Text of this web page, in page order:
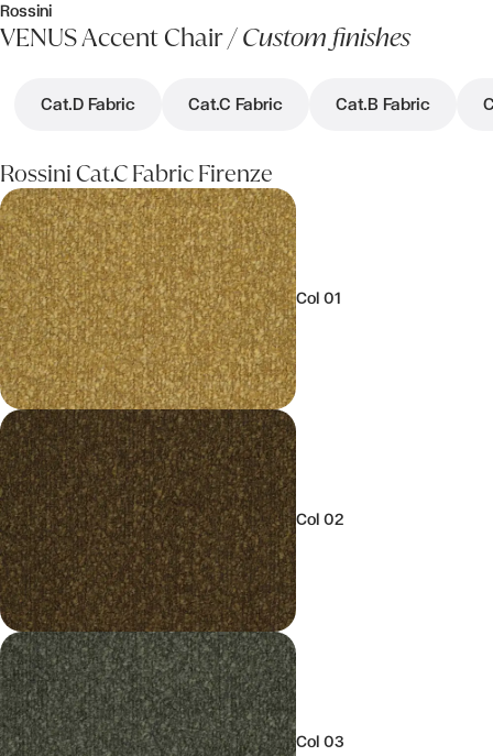
Rossini
VENUS Accent Chair /Custom finishes
Cat.D Fabric Cat.C Fabric Cat.B Fabric
Rossini Cat.C Fabric Firenze
Col 01
Col 02
Col 03